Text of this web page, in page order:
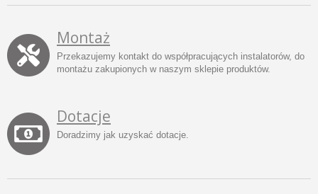
Montaż
Przekazujemy kontakt do współpracujących instalatorów, do
montażu zakupionych w naszym sklepie produktów.
Dotacje
Doradzimy jak uzyskać dotacje.